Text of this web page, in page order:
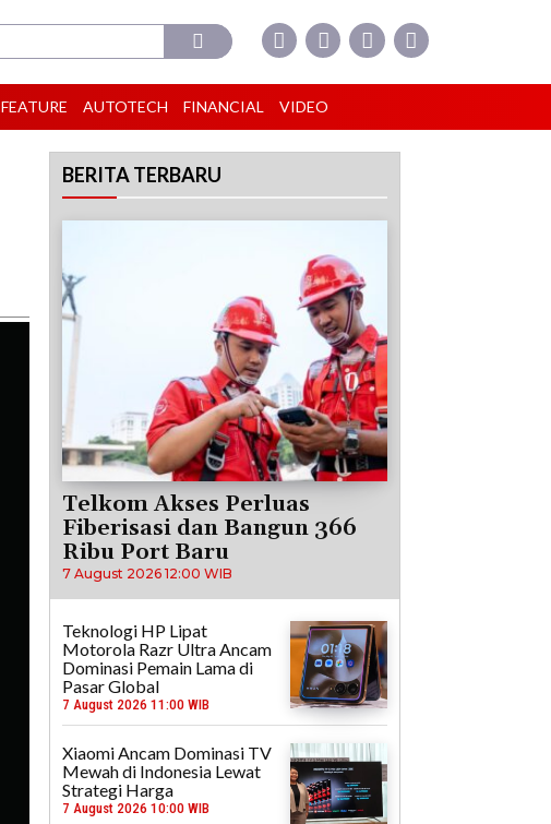
FEATURE AUTOTECH FINANCIAL VIDEO
BERITA TERBARU
Telkom Akses Perluas
Fiberisasi dan Bangun 366
Ribu Port Baru
7 August 2026 12:00 WIB
Teknologi HP Lipat
Motorola Razr Ultra Ancam
Dominasi Pemain Lama di
Pasar Global
7 August 2026 11:00 WIB
Xiaomi Ancam Dominasi TV
Mewah di Indonesia Lewat
Strategi Harga
7 August 2026 10:00 WIB